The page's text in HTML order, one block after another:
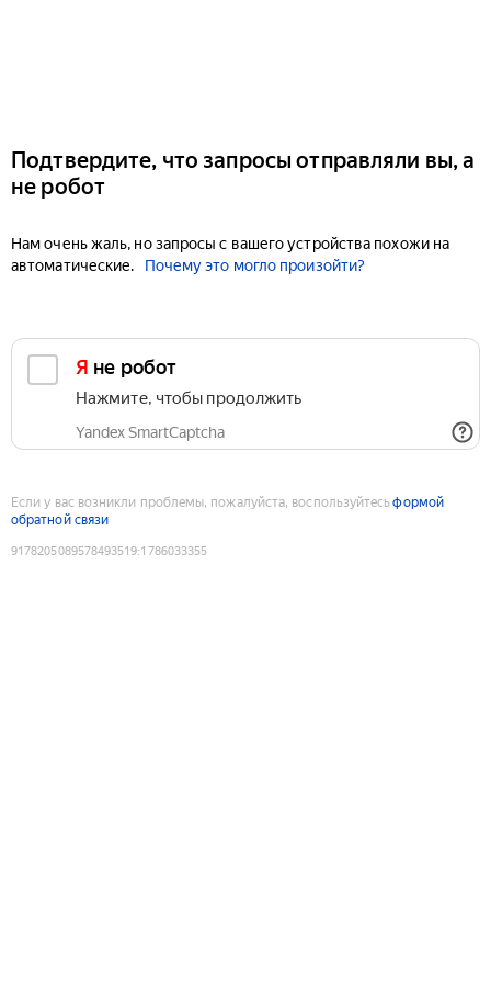
Подтвердите, что запросы отправляли вы, а
не робот
Нам очень жаль, но запросы с вашего устройства похожи на
автоматические.
Почему это могло произойти?
Я не робот
Нажмите, чтобы продолжить
Yandex SmartCaptcha
Если у вас возникли проблемы, пожалуйста, воспользуйтесьформой
обратной связи
9178205089578493519:1786033355